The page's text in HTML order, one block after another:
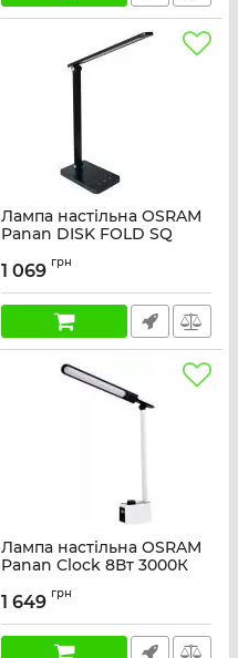
Лампа настільна OSRAM
Panan DISK FOLD SQ
з димером, чорний
Артикул: 4099854363887
1 069 грн
Лампа настільна OSRAM
Panan Clock 8Вт 3000К
димером, білий
Артикул: 4099854363641
1 649 грн